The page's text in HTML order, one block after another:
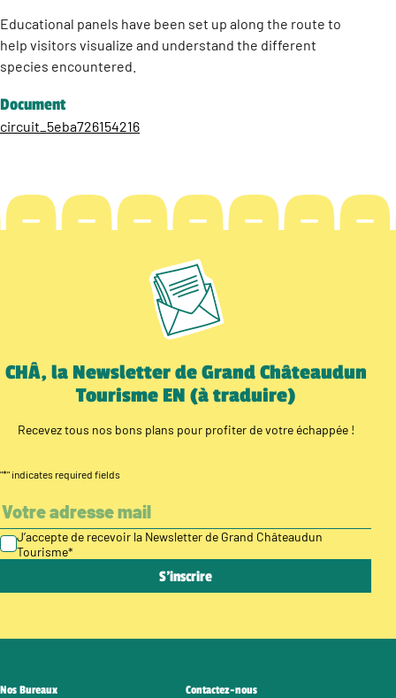
Educational panels have been set up along the route to
help visitors visualize and understand the different
species encountered.
Document
circuit_5eba726154216
CHÂ, la Newsletter de Grand Châteaudun
Tourisme EN (à traduire)
Recevez tous nos bons plans pour profiter de votre échappée !
"*" indicates required fields
J’accepte de recevoir la Newsletter de Grand Châteaudun
Tourisme*
Nos Bureaux Contactez-nous